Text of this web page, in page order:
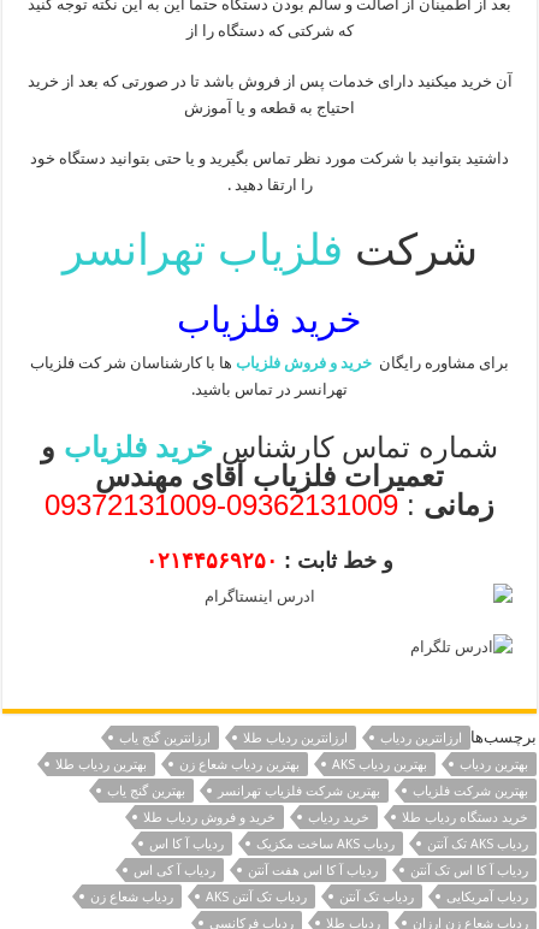
بعد از اطمینان از اصالت و سالم بودن دستگاه حتما این به این نکته توجه کنید
که شرکتی که دستگاه را از
آن خرید میکنید دارای خدمات پس از فروش باشد تا در صورتی که بعد از خرید
احتیاج به قطعه و یا آموزش
داشتید بتوانید با شرکت مورد نظر تماس بگیرید و یا حتی بتوانید دستگاه خود
را ارتقا دهید .
شرکت فلزیاب تهرانسر
خرید فلزیاب
برای مشاوره رایگان خرید و فروش فلزیاب ها با کارشناسان شر کت فلزیاب
تهرانسر در تماس باشید.
شماره تماس کارشناس خرید فلزیاب و
تعمیرات فلزیاب آقای مهندس
زمانی :
و خط ثابت : ۰۲۱۴۴۵۶۹۲۵۰
برچسب‌ها ارزانترین ردیاب ارزانترین ردیاب طلا
ارزانترین گنج یاب
بهترین ردیاب
بهترین ردیاب AKS بهترین ردیاب شعاع زن
بهترین ردیاب طلا
بهترین شرکت فلزیاب
بهترین شرکت فلزیاب تهرانسر
بهترین گنج یاب
خرید دستگاه ردیاب طلا
خرید ردیاب
خرید و فروش ردیاب طلا
ردیاب AKS تک آنتن
ردیاب AKS ساخت مکزیک
ردیاب آ کا اس
ردیاب آ کا اس تک آنتن
ردیاب آ کا اس هفت آنتن
ردیاب آ کی اس
ردیاب آمریکایی
ردیاب تک آنتن ردیاب تک آنتن AKS
ردیاب شعاع زن
ردیاب شعاع زن ارزان
ردیاب طلا ردیاب فرکانسی